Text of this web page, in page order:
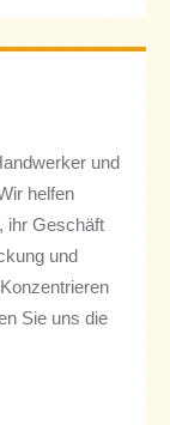
und
helfen
ihr Geschäft
und
Sie uns die